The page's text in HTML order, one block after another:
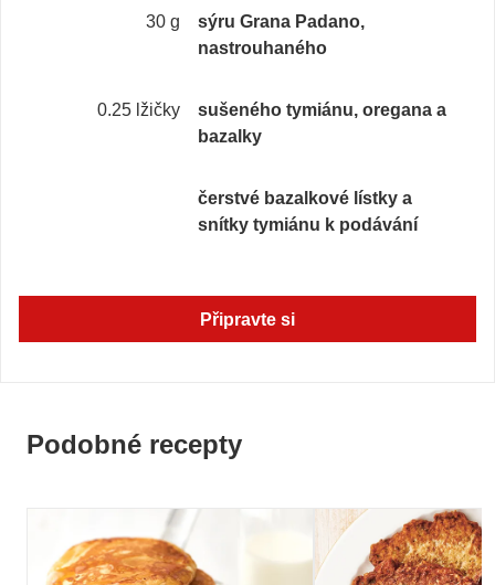
30 g
sýru Grana Padano,
nastrouhaného
0.25 lžičky
sušeného tymiánu, oregana a
bazalky
čerstvé bazalkové lístky a
snítky tymiánu k podávání
Připravte si
Podobné recepty